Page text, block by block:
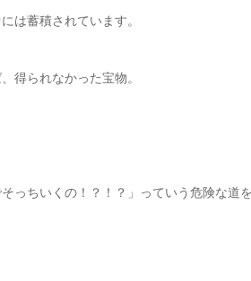
は蓄積されています。
得られなかった宝物。
っちいくの！？！？」っていう危険な道